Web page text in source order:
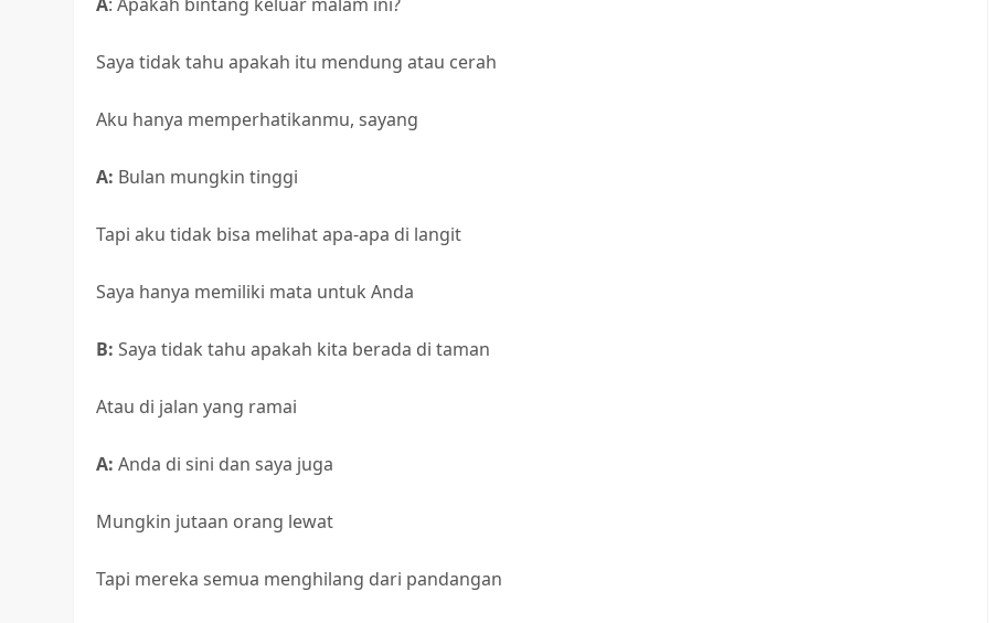
Saya tidak tahu apakah itu mendung atau cerah
Aku hanya memperhatikanmu, sayang
A: Bulan mungkin tinggi
Tapi aku tidak bisa melihat apa-apa di langit
Saya hanya memiliki mata untuk Anda
B: Saya tidak tahu apakah kita berada di taman
Atau di jalan yang ramai
A: Anda di sini dan saya juga
Mungkin jutaan orang lewat
Tapi mereka semua menghilang dari pandangan